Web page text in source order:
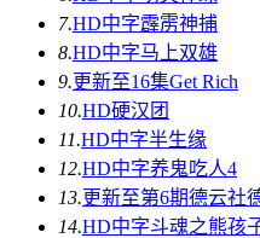
7.HD中字霹雳神捕
8.HD中字马上双雄
9.更新至16集Get Rich
10.HD硬汉团
11.HD中字半生缘
12.HD中字养鬼吃人4
13.更新至第6期德云社
14.HD中字斗魂之熊孩